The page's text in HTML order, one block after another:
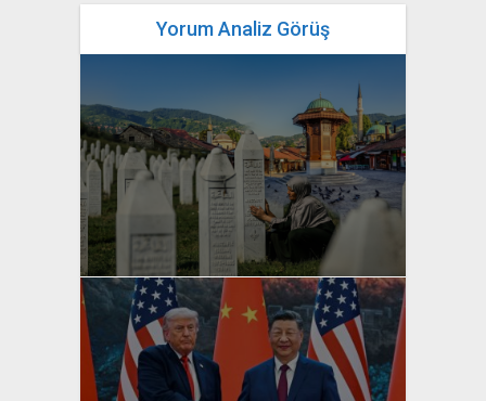
Yorum Analiz Görüş
yazan
Bahri Ak